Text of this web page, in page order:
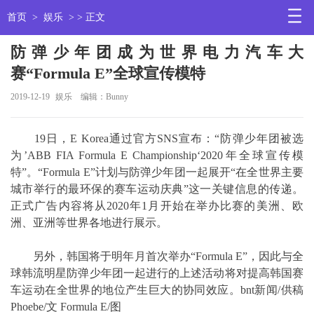
首页 > 娱乐 > > 正文
防弹少年团成为世界电力汽车大
赛“Formula E”全球宣传模特
2019-12-19 娱乐 编辑：Bunny
19日，E Korea通过官方SNS宣布：“防弹少年团被选
为’ABB FIA Formula E Championship‘2020年全球宣传模
特”。“Formula E”计划与防弹少年团一起展开“在全世界主要
城市举行的最环保的赛车运动庆典”这一关键信息的传递。
正式广告内容将从2020年1月开始在举办比赛的美洲、欧
洲、亚洲等世界各地进行展示。
另外，韩国将于明年月首次举办“Formula E”，因此与全
球韩流明星防弹少年团一起进行的上述活动将对提高韩国赛
车运动在全世界的地位产生巨大的协同效应。bnt新闻/供稿
Phoebe/文 Formula E/图